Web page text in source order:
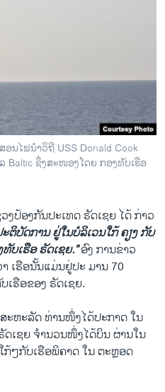
ນໄຟນຳວິຖີ USS Donald Cook
Baltic ຊຶ່ງສະໜອງໂດຍ ກອງທັບເຮືອ
ປ້ອງກັນປະເທດ ຣັດເຊຍ ໄດ້ ກ່າວ
ຕິບັດການ ຢູ່ໃນບໍລິເວນໃກ້ ຄຽງ ກັບ
ບເຮືອ ຣັດເຊຍ.”ອົງ ການຂ່າວ
ເຮືອນັ້ນແມ່ນຢູ່ປະ ມານ 70
ຮືອຂອງ ຣັດເຊຍ.
ະຫະລັດ ທ່ານໜຶ່ງໄດ້ປະກາດ ໃນ
ເຊຍ ຈຳນວນໜຶ່ງໄດ້ບິນ ຜ່ານໃນ
ກ້ໆກັບເຮືອພິຄາດ ໃນ ຕະຫຼອດ